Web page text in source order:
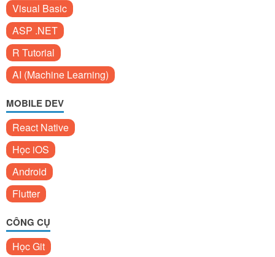
Visual Basic
ASP .NET
R Tutorial
AI (Machine Learning)
MOBILE DEV
React Native
Học iOS
Android
Flutter
CÔNG CỤ
Học Git